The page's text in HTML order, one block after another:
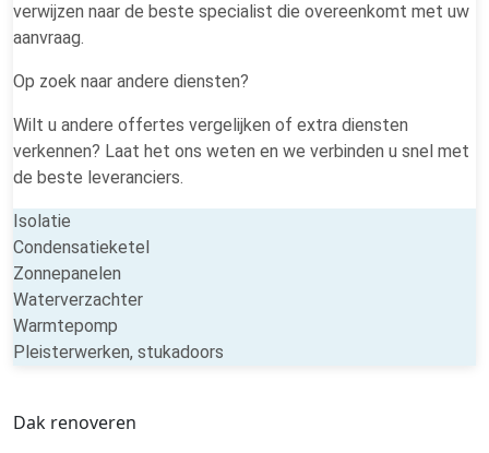
verwijzen naar de beste specialist die overeenkomt met uw
aanvraag.
Op zoek naar andere diensten?
Wilt u andere offertes vergelijken of extra diensten
verkennen? Laat het ons weten en we verbinden u snel met
de beste leveranciers.
Isolatie
Condensatieketel
Zonnepanelen
Waterverzachter
Warmtepomp
Pleisterwerken, stukadoors
Dak renoveren